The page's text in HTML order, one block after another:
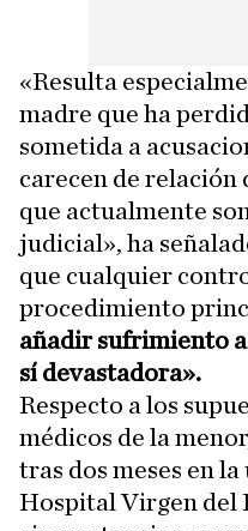
«Resulta
madre que ha
sometida a
carecen de relación
que actualmente
judicial», ha
que cualquier
procedimiento
añadir sufrimiento
sí devastadora».
Respecto a los
médicos de la
tras dos meses en
Hospital Virgen del